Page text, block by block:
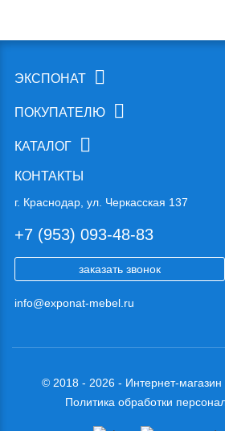
ЭКСПОНАТ
ПОКУПАТЕЛЮ
КАТАЛОГ
КОНТАКТЫ
г. Краснодар, ул. Черкасская 137
+7 (953) 093-48-83
заказать звонок
info@exponat-mebel.ru
© 2018 - 2026 - Интернет-
Политика обработки